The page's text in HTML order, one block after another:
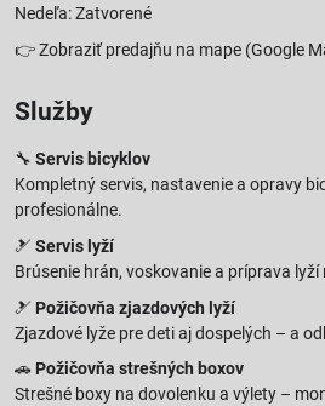
Nedeľa: Zatvorené
👉Zobraziť predajňu na mape (Google
Služby
🔧 Servis bicyklov
Kompletný servis, nastavenie a opravy
profesionálne.
🎿 Servis lyží
Brúsenie hrán, voskovanie a príprava lyží
🎿 Požičovňa zjazdových lyží
Zjazdové lyže pre deti aj dospelých – a
🚗 Požičovňa strešných boxov
Strešné boxy na dovolenku a výlety –